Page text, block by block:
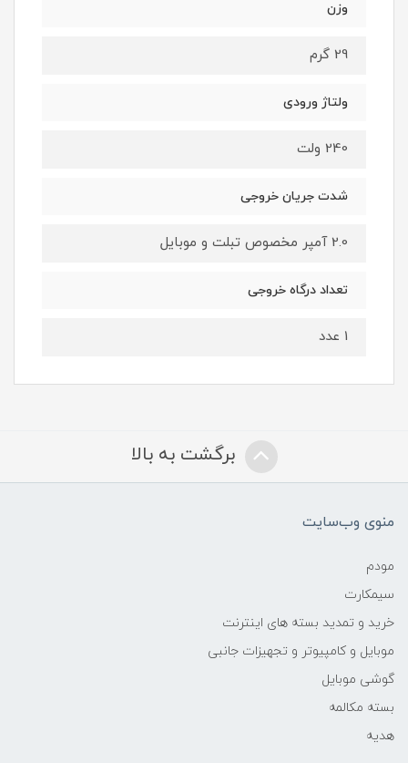
وزن
29 گرم
ولتاژ ورودی
240 ولت
شدت جریان خروجی
2.0 آمپر مخصوص تبلت و موبایل
تعداد درگاه خروجی
1 عدد
برگشت به بالا
منوی وب‌سایت
مودم
سیمکارت
خرید و تمدید بسته های اینترنت
موبایل و کامپیوتر و تجهیزات جانبی
گوشی موبایل
بسته مکالمه
هدیه